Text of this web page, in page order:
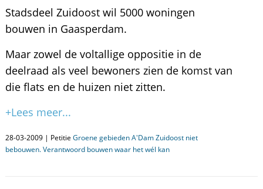
Stadsdeel Zuidoost wil 5000 woningen
bouwen in Gaasperdam.
Maar zowel de voltallige oppositie in de
deelraad als veel bewoners zien de komst van
die flats en de huizen niet zitten.
+Lees meer...
28-03-2009 | Petitie Groene gebieden A'Dam Zuidoost niet
bebouwen. Verantwoord bouwen waar het wél kan